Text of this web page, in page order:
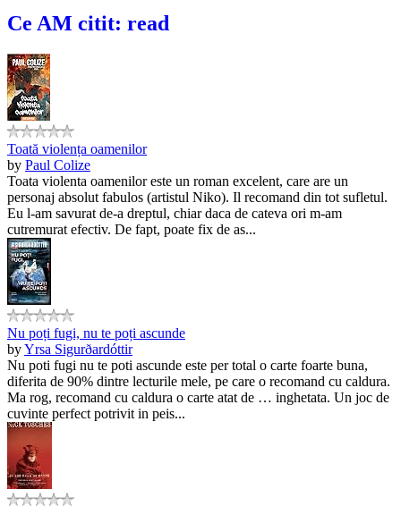
Ce AM citit: read
Toată violența oamenilor
by Paul Colize
Toata violenta oamenilor este un roman excelent, care are un
personaj absolut fabulos (artistul Niko). Il recomand din tot sufletul.
Eu l-am savurat de-a dreptul, chiar daca de cateva ori m-am
cutremurat efectiv. De fapt, poate fix de as...
Nu poți fugi, nu te poți ascunde
byYrsa Sigurðardóttir
Nu poti fugi nu te poti ascunde este per total o carte foarte buna,
diferita de 90% dintre lecturile mele, pe care o recomand cu caldura.
Ma rog, recomand cu caldura o carte atat de … inghetata. Un joc de
cuvinte perfect potrivit in peis...